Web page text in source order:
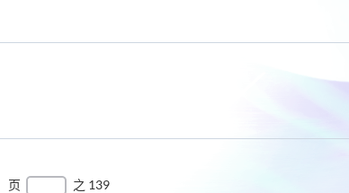
页 之 139